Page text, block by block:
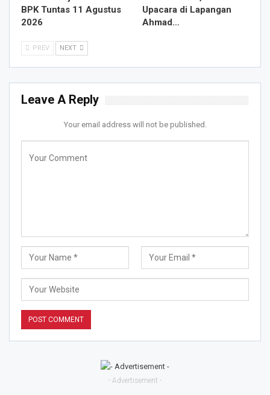
BPK Tuntas 11 Agustus
2026
Upacara di Lapangan
Ahmad…
PREV NEXT
Leave A Reply
Your email address will not be published.
- Advertisement -